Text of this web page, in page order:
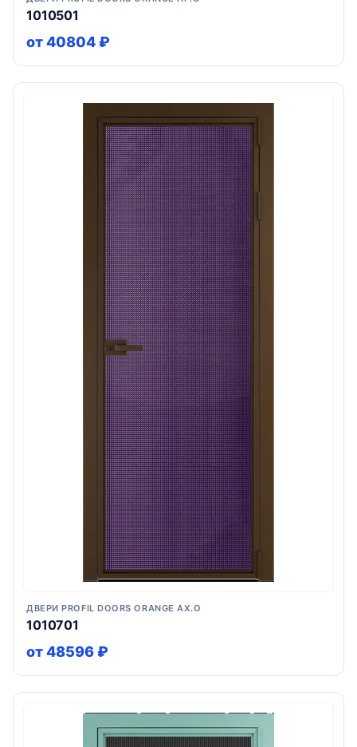
1010501
от 40804 ₽
ДВЕРИ PROFIL DOORS ORANGE AX.O
1010701
от 48596 ₽